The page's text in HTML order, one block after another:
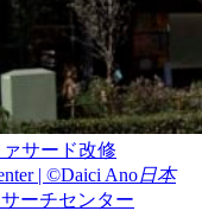
サード改修
日本
ーチセンター